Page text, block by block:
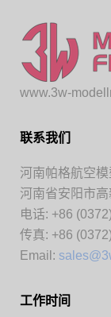
www.3w-
联系我们
河南帕格航空
河南省安阳市
电话: +86
传真: +86
Email:
工作时间